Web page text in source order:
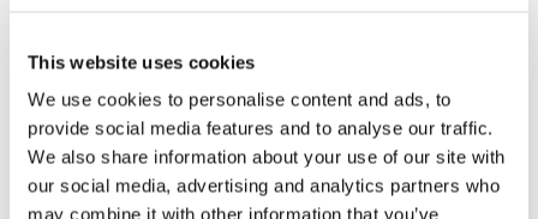
This website uses cookies
We use cookies to personalise content and ads, to
provide social media features and to analyse our traffic.
We also share information about your use of our site with
our social media, advertising and analytics partners who
may combine it with other information that you’ve
suo socio e amministratore unico, unico
soggetto in possesso dei requisiti professionali
per lo svolgimento dell’attività di assistenza
fiscale e tributaria”.